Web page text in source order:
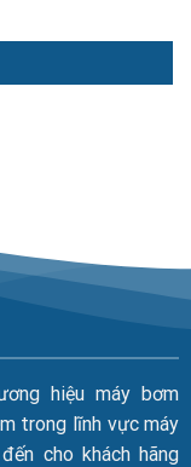
hiệu máy bơm
trong lĩnh vực máy
cho khách hãng